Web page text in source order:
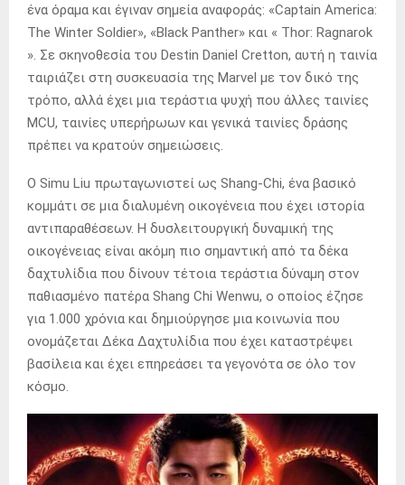
ένα όραμα και έγιναν σημεία αναφοράς: «Captain America:
The Winter Soldier», «Black Panther» και « Thor: Ragnarok
». Σε σκηνοθεσία του Destin Daniel Cretton, αυτή η ταινία
ταιριάζει στη συσκευασία της Marvel με τον δικό της
τρόπο, αλλά έχει μια τεράστια ψυχή που άλλες ταινίες
MCU, ταινίες υπερήρωων και γενικά ταινίες δράσης
πρέπει να κρατούν σημειώσεις.
Ο Simu Liu πρωταγωνιστεί ως Shang-Chi, ένα βασικό
κομμάτι σε μια διαλυμένη οικογένεια που έχει ιστορία
αντιπαραθέσεων. Η δυσλειτουργική δυναμική της
οικογένειας είναι ακόμη πιο σημαντική από τα δέκα
δαχτυλίδια που δίνουν τέτοια τεράστια δύναμη στον
παθιασμένο πατέρα Shang Chi Wenwu, ο οποίος έζησε
για 1.000 χρόνια και δημιούργησε μια κοινωνία που
ονομάζεται Δέκα Δαχτυλίδια που έχει καταστρέψει
βασίλεια και έχει επηρεάσει τα γεγονότα σε όλο τον
κόσμο.